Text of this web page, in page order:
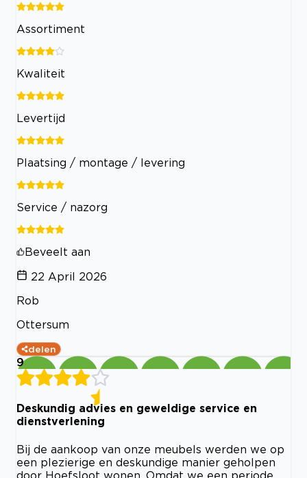
Assortiment
Kwaliteit
Levertijd
Plaatsing / montage / levering
Service / nazorg
Beveelt aan
22 April 2026
Rob
Ottersum
delen
9
Deskundig advies en geweldige service en
dienstverlening
Bij de aankoop van onze meubels werden we op
een plezierige en deskundige manier geholpen
door Hoefsloot wonen. Omdat we een periode